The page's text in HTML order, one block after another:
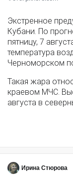
Экстренное
Кубани. По
пятницу, 7
температура
Черноморском
Такая жара
краевом МЧС.
августа в
Ирина Стюрова